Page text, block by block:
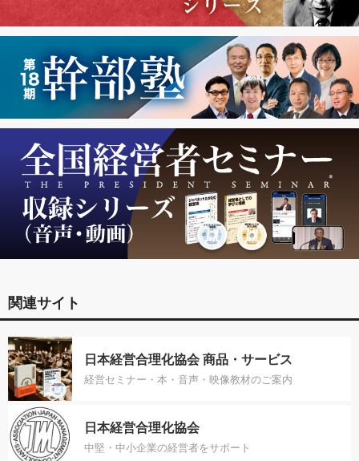
関連サイト
日本経営合理化協会 商品・サービス
経営セミナー・本・音声・映像教材のご案内
日本経営合理化協会
中堅・中小企業の経営者をサポート